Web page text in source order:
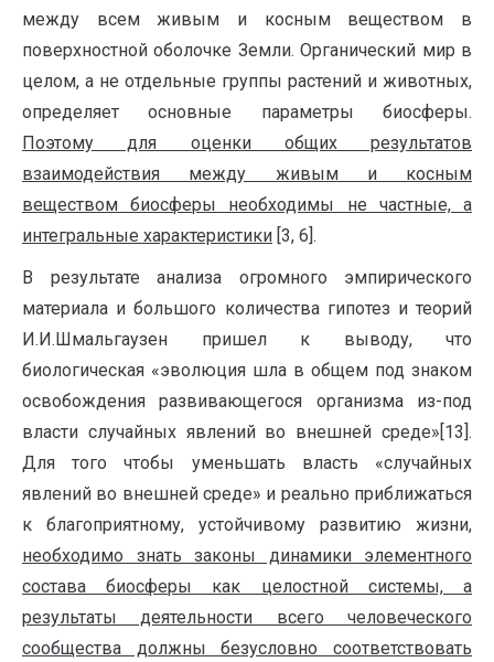
между всем живым и косным веществом в
поверхностной оболочке Земли. Органический мир в
целом, а не отдельные группы растений и животных,
определяет основные параметры биосферы.
Поэтому для оценки общих результатов
взаимодействия между живым и косным
веществом биосферы необходимы не частные, а
интегральные характеристики [3, 6].
В результате анализа огромного эмпирического
материала и большого количества гипотез и теорий
И.И.Шмальгаузен пришел к выводу, что
биологическая «эволюция шла в общем под знаком
освобождения развивающегося организма из-под
власти случайных явлений во внешней среде»[13].
Для того чтобы уменьшать власть «случайных
явлений во внешней среде» и реально приближаться
к благоприятному, устойчивому развитию жизни,
необходимо знать законы динамики элементного
состава биосферы как целостной системы, а
результаты деятельности всего человеческого
сообщества должны безусловно соответствовать